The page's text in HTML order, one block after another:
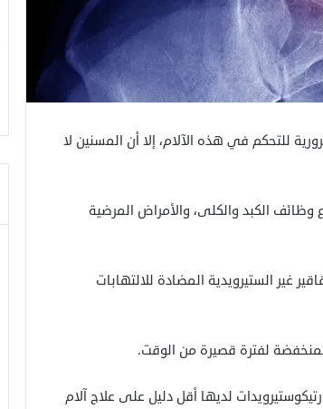
للتحكم في هذه الآلام، إلا أن المسنين لا
وظائف الكبد والكلى، والأمراض المرضية
غير الستيرويدية المضادة للالتهابات
لفترة قصيرة من الوقت.
لديها أقل دليل على علاج آلام